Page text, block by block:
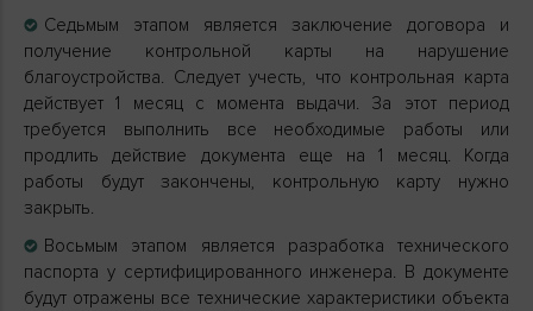
Седьмым этапом является заключение договора и
получение контрольной карты на нарушение
благоустройства. Следует учесть, что контрольная карта
действует 1 месяц с момента выдачи. За этот период
требуется выполнить все необходимые работы или
продлить действие документа еще на 1 месяц. Когда
работы будут закончены, контрольную карту нужно
закрыть.
Восьмым этапом является разработка технического
паспорта у сертифицированного инженера. В документе
будут отражены все технические характеристики объекта